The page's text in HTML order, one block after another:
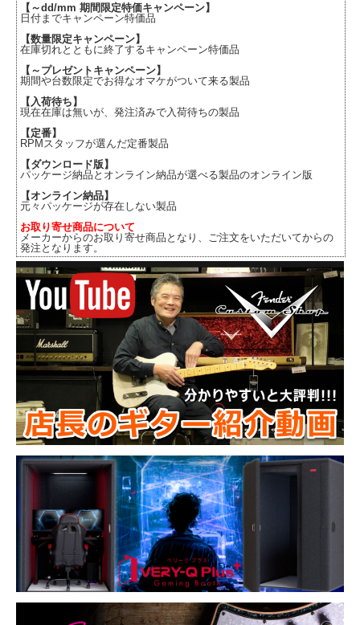
【～dd/mm 期間限定特価キャンペーン】
日付までキャンペーン特価品
【数量限定キャンペーン】
在庫切れとともに終了するキャンペーン特価品
【～プレゼントキャンペーン】
期間や台数限定でお得なオマケがついて来る製品
【入荷待ち】
現在在庫は無いが、発注済みで入荷待ちの製品
【定番】
RPMスタッフが選んだ定番製品
【ダウンロード版】
パッケージ納品とオンライン納品が選べる製品のオンライン版
【オンライン納品】
元々パッケージが存在しない製品
お取り寄せ商品について
メーカーからのお取り寄せ商品となり、ご注文をいただいてからの
発注となります。